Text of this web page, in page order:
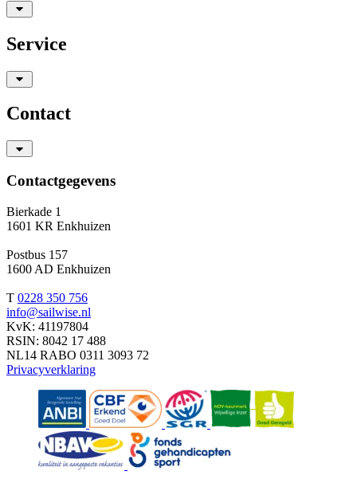
Service
Contact
Contactgegevens
Bierkade 1
1601 KR Enkhuizen
Postbus 157
1600 AD Enkhuizen
T 0228 350 756
info@sailwise.nl
KvK: 41197804
RSIN: 8042 17 488
NL14 RABO 0311 3093 72
Privacyverklaring